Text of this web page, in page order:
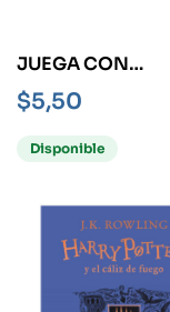
JUEGA CON
MASCOTAS
$5,50
Disponible